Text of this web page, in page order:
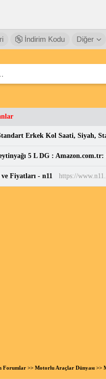
İndirim Kodu Diğer
5 L DG :
Fiyatları - n11
Forumlar>> Motorlu Araçlar Dünyası>>